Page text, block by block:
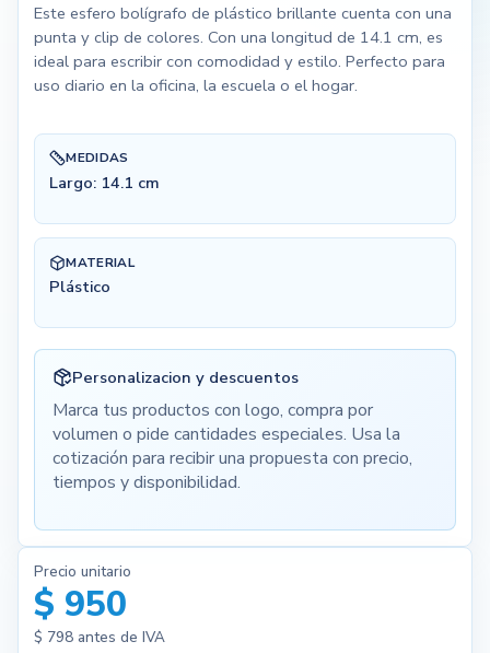
Este esfero bolígrafo de plástico brillante cuenta con una
punta y clip de colores. Con una longitud de 14.1 cm, es
ideal para escribir con comodidad y estilo. Perfecto para
uso diario en la oficina, la escuela o el hogar.
MEDIDAS
Largo: 14.1 cm
MATERIAL
Plástico
Personalizacion y descuentos
Marca tus productos con logo, compra por
volumen o pide cantidades especiales. Usa la
cotización para recibir una propuesta con precio,
tiempos y disponibilidad.
Precio unitario
$ 950
$ 798antes de IVA